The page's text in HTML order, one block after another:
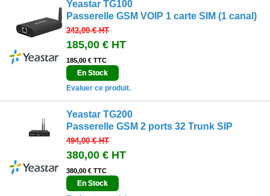
Yeastar TG100
Passerelle GSM VOIP 1 carte SIM (1 canal)
242,00 €HT
185,00 € HT
185,00 € TTC
En Stock
Evaluer ce produit.
Yeastar TG200
Passerelle GSM 2 ports 32 Trunk SIP
494,00 €HT
380,00 € HT
380,00 € TTC
En Stock